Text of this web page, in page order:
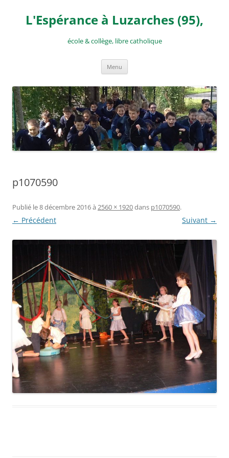
contenu
L'Espérance à Luzarches (95),
école & collège, libre catholique
Menu
p1070590
Publié le8 décembre 2016à 2560 × 1920dans p1070590.
← Précédent Suivant →